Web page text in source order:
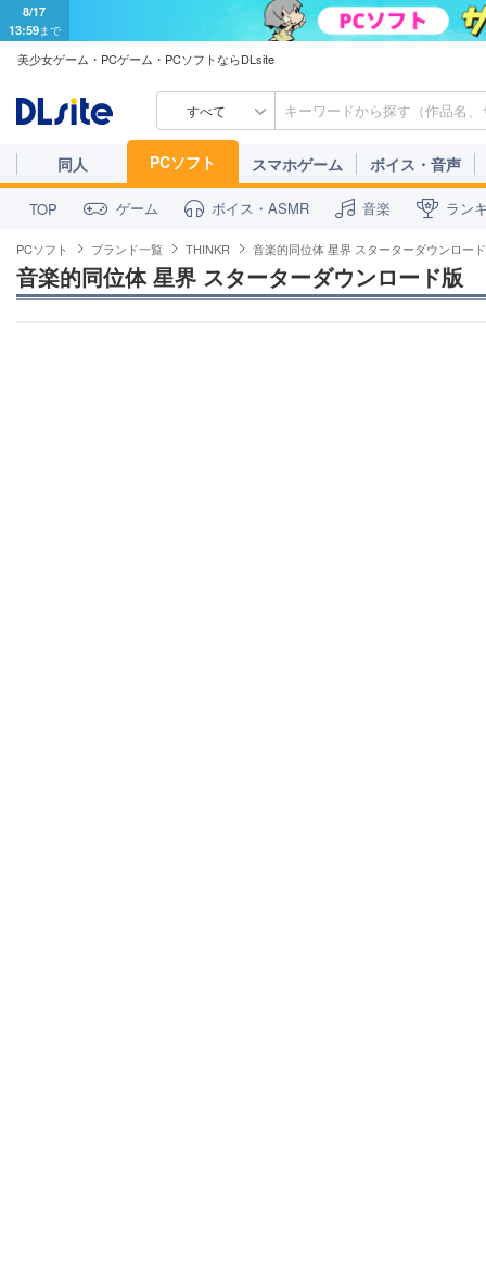
8/17
13:59まで
美少女ゲーム・PCゲーム・PCソフトならDLsite
すべて
同人 PCソフト スマホゲーム ボイス・音声
TOP ゲーム ボイス・ASMR 音楽 ラン
PCソフト ブランド一覧 THINKR 音楽的同位体 星界 スターターダウンロー
音楽的同位体 星界 スターターダウンロード版